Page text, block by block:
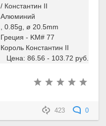
/ Константин II
Алюминий
, 0.85g, ø 20.5mm
Греция - KM# 77
Король Константин II
Цена: 86.56 - 103.72 руб.
423 0